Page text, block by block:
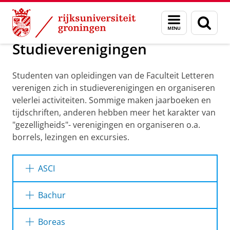
Skip
Content
Skip
Navigation
Menu
en
zoeken
Studentenorganisaties en -
Studieverenigingen
Studenten van opleidingen van de Faculteit Letteren
verenigen zich in studieverenigingen en organiseren
velerlei activiteiten. Sommige maken jaarboeken en
tijdschriften, anderen hebben meer het karakter van
"gezelligheids"- verenigingen en organiseren o.a.
borrels, lezingen en excursies.
ASCI
ASCI
studenten Informatiekunde van de
Bachur
Bachur
studenten Archeologie aan de Rijksuniversiteit
Boreas